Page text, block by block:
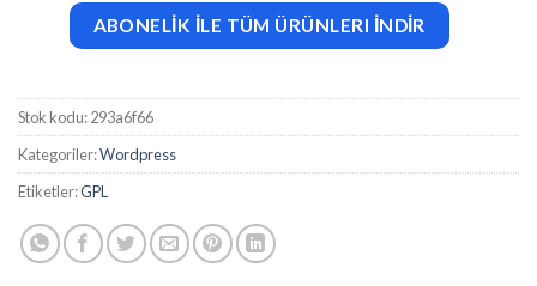
ABONELİK İLE TÜM ÜRÜNLERI İNDİR
Stok kodu:293a6f66
Kategoriler:Wordpress
Etiketler:GPL